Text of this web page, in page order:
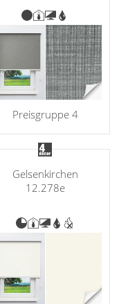
Preisgruppe 4
Gelsenkirchen
12.278e